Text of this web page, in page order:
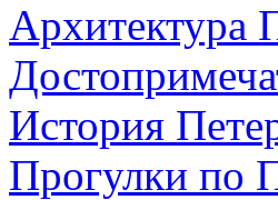
Архитектура
История
Прогулки по